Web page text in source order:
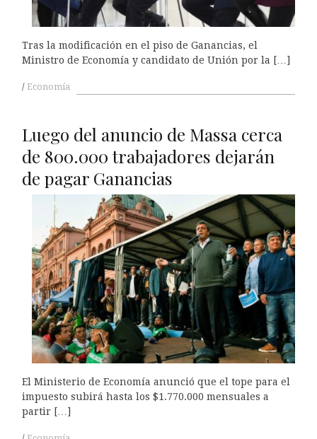
Tras la modificación en el piso de Ganancias, el
Ministro de Economía y candidato de Unión por la […]
Economía
Luego del anuncio de Massa cerca
de 800.000 trabajadores dejarán
de pagar Ganancias
El Ministerio de Economía anunció que el tope para el
impuesto subirá hasta los $1.770.000 mensuales a
partir […]